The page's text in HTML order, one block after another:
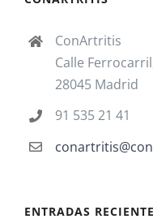
ConArtritis
Calle
28045 Madrid
91 535 21 41
ENTRADAS